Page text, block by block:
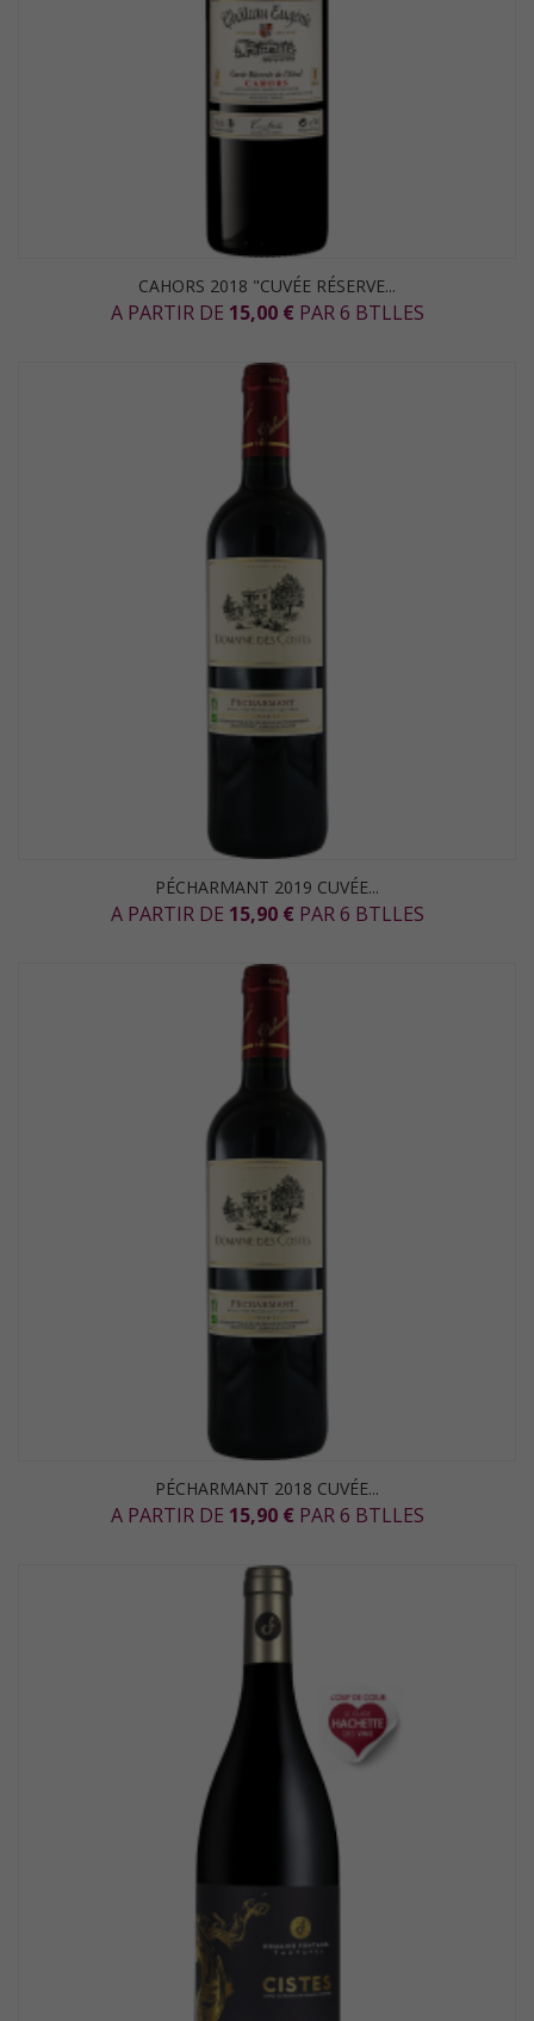
CAHORS 2018 "CUVÉE RÉSERVE...
A PARTIR DE 15,00 € PAR 6 BTLLES
PÉCHARMANT 2019 CUVÉE...
A PARTIR DE 15,90 € PAR 6 BTLLES
PÉCHARMANT 2018 CUVÉE...
A PARTIR DE 15,90 € PAR 6 BTLLES